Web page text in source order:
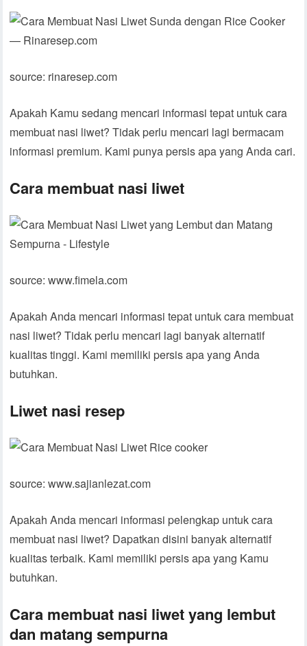
source: rinaresep.com
Apakah Kamu sedang mencari informasi tepat untuk cara
membuat nasi liwet? Tidak perlu mencari lagi bermacam
informasi premium. Kami punya persis apa yang Anda cari.
Cara membuat nasi liwet
source: www.fimela.com
Apakah Anda mencari informasi tepat untuk cara membuat
nasi liwet? Tidak perlu mencari lagi banyak alternatif
kualitas tinggi. Kami memiliki persis apa yang Anda
butuhkan.
Liwet nasi resep
source: www.sajianlezat.com
Apakah Anda mencari informasi pelengkap untuk cara
membuat nasi liwet? Dapatkan disini banyak alternatif
kualitas terbaik. Kami memiliki persis apa yang Kamu
butuhkan.
Cara membuat nasi liwet yang lembut
dan matang sempurna